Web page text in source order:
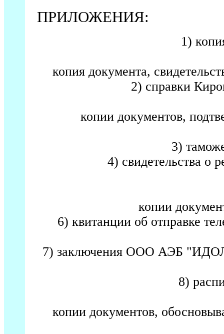
ПРИЛОЖЕНИЯ:
1)
копия документа,
2) справки
копии документов,
3)
4) свидетельства о
копии
6) квитанции об отправке
7) заключения ООО АЭБ
8)
копии документов,